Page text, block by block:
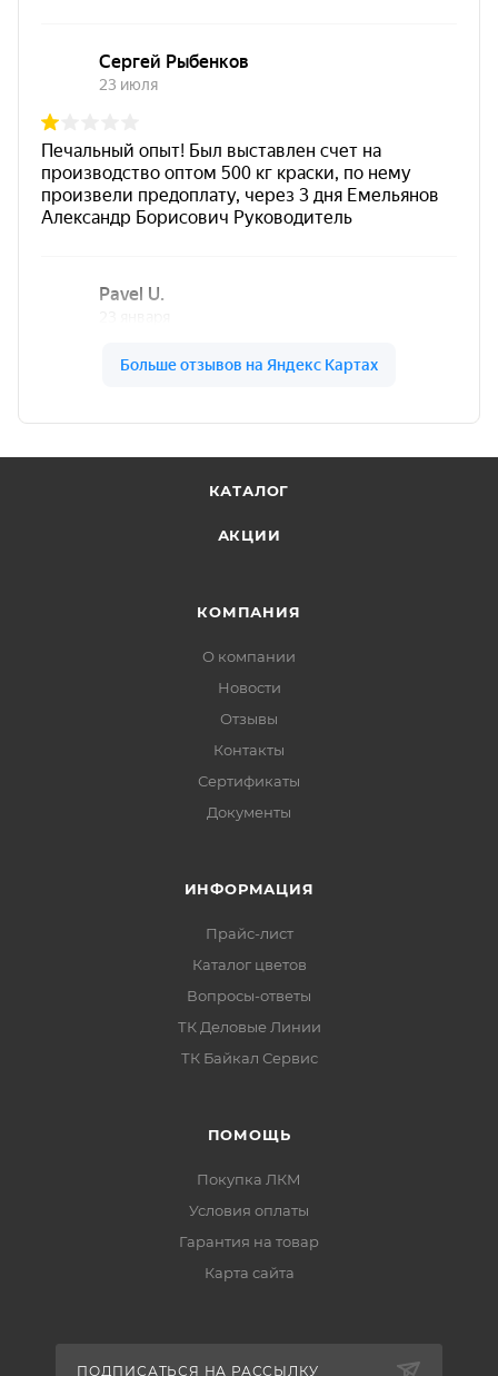
КАТАЛОГ
АКЦИИ
КОМПАНИЯ
О компании
Новости
Отзывы
Контакты
Сертификаты
Документы
ИНФОРМАЦИЯ
Прайс-лист
Каталог цветов
Вопросы-ответы
ТК Деловые Линии
ТК Байкал Сервис
ПОМОЩЬ
Покупка ЛКМ
Условия оплаты
Гарантия на товар
Карта сайта
ПОДПИСАТЬСЯ НА РАССЫЛКУ